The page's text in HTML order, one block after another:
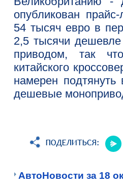
опубликован
54 тысяч евро в
2,5 тысячи
приводом, так
китайского
намерен
дешевые
АвтоНовости за 18